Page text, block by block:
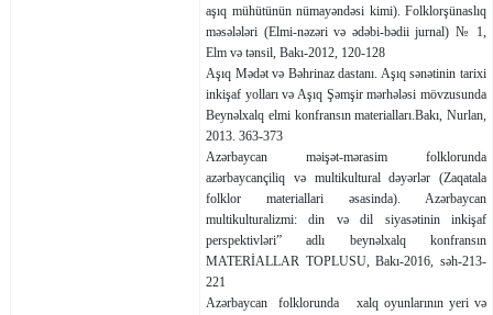
aşıq mühütünün nümayəndəsi kimi). Folklorşünaslıq
məsələləri (Elmi-nəzəri və ədəbi-bə­dii jurnal) № 1,
Elm və tənsil, Bakı-2012, 120-128
Aşıq Mədət və Bəhrinaz das­ta­nı. Aşıq sənətinin tarixi
inkişaf yolları və Aşıq Şəmşir mərhələsi­ mövzusunda
Beynəlxalq elmi konfransın materialları.Bakı, Nurlan,
2013. 363-373
Azərbaycan məişət-mərasim folklorunda
azərbaycançiliq və multikultural dəyərlər (Zaqatala
folklor materiallari əsasinda). Azərbaycan
multikulturalizmi: din və dil siyasətinin inkişaf
perspektivləri” adlı beynəlxalq konfransın
MATERİALLAR TOPLUSU, Bakı-2016, səh-213-
221
Azərbaycan folklorunda xalq oyunlarının yeri və